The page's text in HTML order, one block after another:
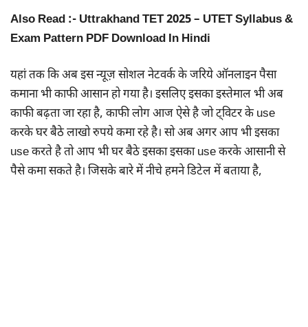
Also Read :- Uttrakhand TET 2025 – UTET Syllabus &
Exam Pattern PDF Download In Hindi
यहां तक कि अब इस न्यूज़ सोशल नेटवर्क के जरिये ऑनलाइन पैसा
कमाना भी काफी आसान हो गया है। इसलिए इसका इस्तेमाल भी अब
काफी बढ़ता जा रहा है, काफी लोग आज ऐसे है जो ट्विटर के use
करके घर बैठे लाखो रुपये कमा रहे है। सो अब अगर आप भी इसका
use करते है तो आप भी घर बैठे इसका इसका use करके आसानी से
पैसे कमा सकते है। जिसके बारे में नीचे हमने डिटेल में बताया है,